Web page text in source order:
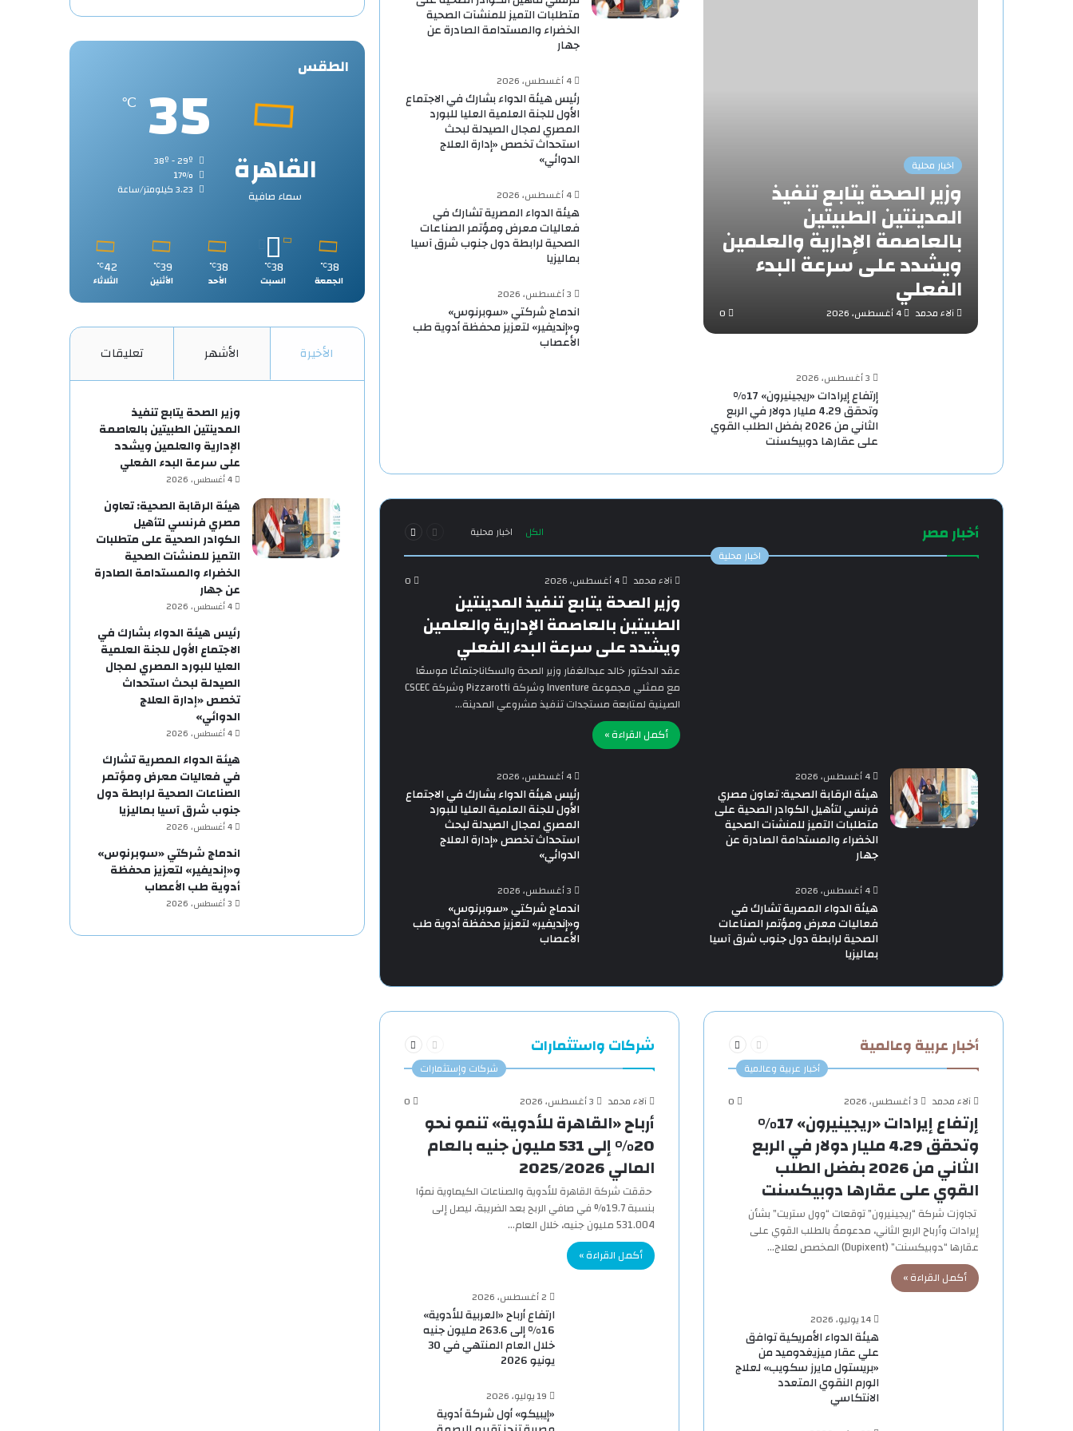
اخبار محلية
وزير الصحة يتابع تنفيذ
المدينتين الطبيتين
بالعاصمة الإدارية والعلمين
ويشدد على سرعة البدء
الفعلي
آلاء محمد 4 أغسطس، 2026 0
متطلبات التميز للمنشآت الصحية
الخضراء والمستدامة الصادرة عن
جهار
4 أغسطس، 2026
رئيس هيئة الدواء بشارك في الاجتماع
الأول للجنة العلمية العليا للبورد
المصري لمجال الصيدلة لبحث
استحداث تخصص «إدارة العلاج
الدوائي»
4 أغسطس، 2026
هيئة الدواء المصرية تشارك في
فعاليات معرض ومؤتمر الصناعات
الصحية لرابطة دول جنوب شرق آسيا
بماليزيا
3 أغسطس، 2026
اندماج شركتي «سوبرنوس»
و«إنديفير» لتعزيز محفظة أدوية طب
الأعصاب
3 أغسطس، 2026
إرتفاع إيرادات «ريجينيرون» 17%
وتحقق 4.29 مليار دولار في الربع
الثاني من 2026 بفضل الطلب القوي
على عقارها دوبيكسنت
أخبار مصر الكل اخبار محلية
الصفحة
اخبار محلية
آلاء محمد
4 أغسطس، 2026 0
وزير الصحة يتابع تنفيذ المدينتين
الطبيتين بالعاصمة الإدارية والعلمين
ويشدد على سرعة البدء الفعلي
‎عقد الدكتور خالد عبدالغفار وزير الصحة والسكاناجتماعًا موسعًا
مع ممثلي مجموعة Inventure وشركة Pizzarotti وشركة CSCEC
الصينية لمتابعة مستجدات تنفيذ مشروعي المدينة…
أكمل القراءة »
4 أغسطس، 2026
هيئة الرقابة الصحية: تعاون مصري
فرنسي لتأهيل الكوادر الصحية على
متطلبات التميز للمنشآت الصحية
الخضراء والمستدامة الصادرة عن
جهار
4 أغسطس، 2026
رئيس هيئة الدواء بشارك في الاجتماع
الأول للجنة العلمية العليا للبورد
المصري لمجال الصيدلة لبحث
استحداث تخصص «إدارة العلاج
الدوائي»
4 أغسطس، 2026
هيئة الدواء المصرية تشارك في
فعاليات معرض ومؤتمر الصناعات
الصحية لرابطة دول جنوب شرق آسيا
بماليزيا
3 أغسطس، 2026
اندماج شركتي «سوبرنوس»
و«إنديفير» لتعزيز محفظة أدوية طب
الأعصاب
أخبار عربية وعالمية
الصفحة
أخبار عربية وعالمية
آلاء محمد
3 أغسطس، 2026 0
إرتفاع إيرادات «ريجينيرون» 17%
وتحقق 4.29 مليار دولار في الربع
الثاني من 2026 بفضل الطلب
القوي على عقارها دوبيكسنت
تجاوزت شركة “ريجينيرون” توقعات “وول ستريت” بشأن
إيرادات وأرباح الربع الثاني، مدعومةً بالطلب القوي على
عقارها “دوبيكسنت” (Dupixent) المخصص لعلاج…
أكمل القراءة »
14 يوليو، 2026
هيئة الدواء الأمريكية توافق
علي عقار ميزيغدوميد من
«بريستول مايرز سكويب» لعلاج
الورم النقوي المتعدد
الانتكاسي
شركات واستثمارات
الصفحة
شركات وإستثمارات
آلاء محمد
3 أغسطس، 2026 0
أرباح «القاهرة للأدوية» تنمو نحو
20% إلى 531 مليون جنيه بالعام
المالي 2025/2026
حققت شركة القاهرة للأدوية والصناعات الكيماوية نموًا
بنسبة 19.7% في صافي الربح بعد الضريبة، ليصل إلى
531.004 مليون جنيه، خلال العام…
أكمل القراءة »
2 أغسطس، 2026
ارتفاع أرباح «العربية للأدوية»
16% إلى 263.6 مليون جنيه
خلال العام المنتهي في 30
يونيو 2026
19 يوليو، 2026
«إيبيكو» أول شركة أدوية
الطقس
القاهرة
سماء صافية
35
℃
17%
3.23 كيلومتر/ساعة
38
℃
الجمعة
38
℃
السبت
38
℃
الأحد
39
℃
الأثنين
42
℃
الثلاثاء
الأخيرة الأشهر تعليقات
وزير الصحة يتابع تنفيذ
المدينتين الطبيتين بالعاصمة
الإدارية والعلمين ويشدد
على سرعة البدء الفعلي
4 أغسطس، 2026
هيئة الرقابة الصحية: تعاون
مصري فرنسي لتأهيل
الكوادر الصحية على متطلبات
التميز للمنشآت الصحية
الخضراء والمستدامة الصادرة
عن جهار
4 أغسطس، 2026
رئيس هيئة الدواء بشارك في
الاجتماع الأول للجنة العلمية
العليا للبورد المصري لمجال
الصيدلة لبحث استحداث
تخصص «إدارة العلاج
الدوائي»
4 أغسطس، 2026
هيئة الدواء المصرية تشارك
في فعاليات معرض ومؤتمر
الصناعات الصحية لرابطة دول
جنوب شرق آسيا بماليزيا
4 أغسطس، 2026
اندماج شركتي «سوبرنوس»
و«إنديفير» لتعزيز محفظة
أدوية طب الأعصاب
3 أغسطس، 2026